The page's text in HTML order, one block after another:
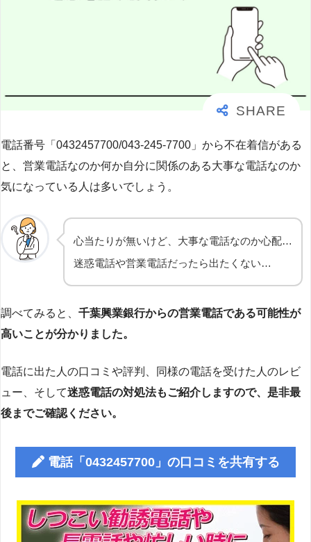
電話番号「0432457700/043-245-7700」から不在着信がある
と、営業電話なのか何か自分に関係のある大事な電話なのか
気になっている人は多いでしょう。
心当たりが無いけど、大事な電話なのか心配…
迷惑電話や営業電話だったら出たくない…
調べてみると、 千葉興業銀行からの営業電話である可能性が
高いことが分かりました。
電話に出た人の口コミや評判、同様の電話を受けた人のレビ
ュー、そして迷惑電話の対処法もご紹介しますので、是非最
後までご確認ください。
電話「0432457700」の口コミを共有する